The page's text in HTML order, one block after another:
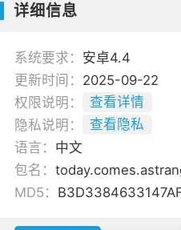
详细信息
系统要求： 安卓4.4
更新时间： 2025-09-22
权限说明：
查看详情
隐私说明：
查看隐私
语言： 中文
包名：
MD5：